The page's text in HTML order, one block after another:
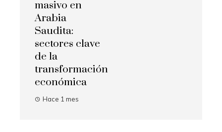
masivo en
Arabia
Saudita:
sectores clave
de la
transformación
económica
Hace 1 mes